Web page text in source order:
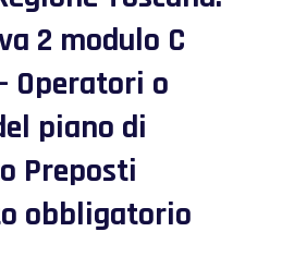
2 modulo C
Operatori o
piano di
Preposti
obbligatorio